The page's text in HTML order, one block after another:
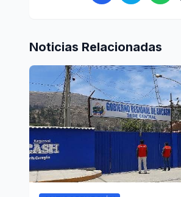
Noticias Relacionadas